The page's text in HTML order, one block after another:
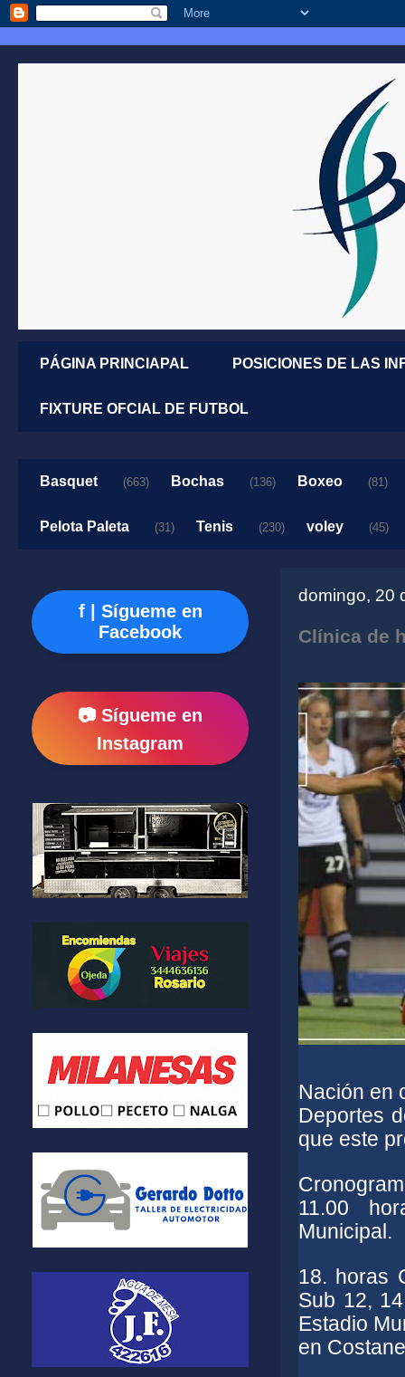
PÁGINA PRINCIAPAL POSICIONES DE LAS
FIXTURE OFCIAL DE FUTBOL
Basquet (663) Bochas (136) Boxeo (81)
Pelota Paleta (31) Tenis (230) voley (45)
domingo, 20
Clínica de
Nación en
Deportes
que este
11.00
Municipal.
18. horas
Sub 12,
Estadio
en
f | Sígueme en
Facebook
📷 Sígueme en
Instagram